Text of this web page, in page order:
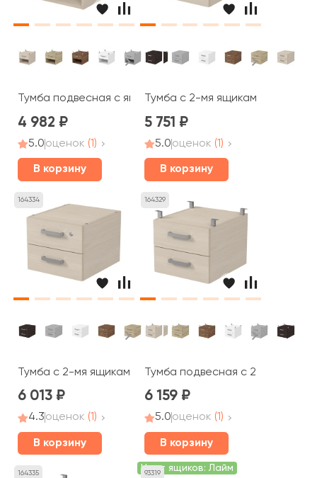
Тумба подвесная с ящиком с замком и открытой
4 982
5.0оценок (1)
В корзину
Тумба с 2-мя ящиками
5 751
5.0оценок (1)
В корзину
164334
Тумба с 2-мя ящиками с замком (386*446*323) 6ТПЗ.002
6 013
4.3оценок (1)
В корзину
164329
Тумба подвесная с 2-мя
6 159
5.0оценок (1)
В корзину
164335 93319
Цвет ящиков: Лайм